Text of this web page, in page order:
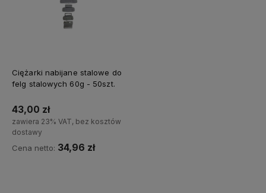
Ciężarki nabijane stalowe do
felg stalowych 60g - 50szt.
43,00 zł
zawiera 23% VAT, bez kosztów
dostawy
Cena netto: 34,96 zł